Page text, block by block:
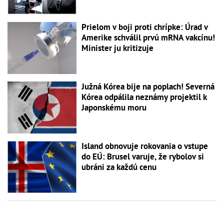
Prielom v boji proti chrípke: Úrad v
Amerike schválil prvú mRNA vakcínu!
Minister ju kritizuje
Južná Kórea bije na poplach! Severná
Kórea odpálila neznámy projektil k
Japonskému moru
Island obnovuje rokovania o vstupe
do EÚ: Brusel varuje, že rybolov si
ubráni za každú cenu